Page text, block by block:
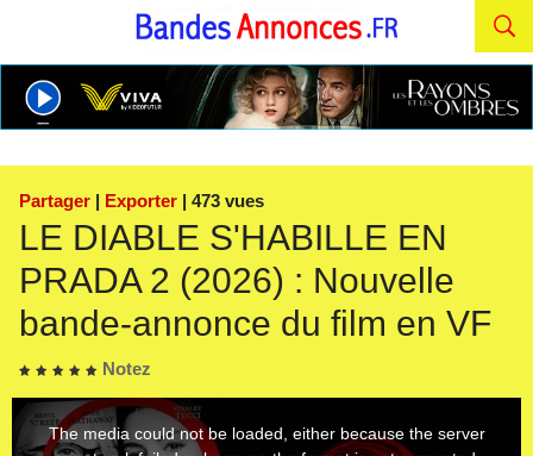
Partager | Exporter | 473 vues
LE DIABLE S'HABILLE EN
PRADA 2 (2026) : Nouvelle
bande-annonce du film en VF
Notez